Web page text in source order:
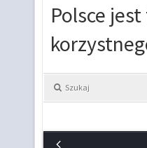
Polsce
Szukaj